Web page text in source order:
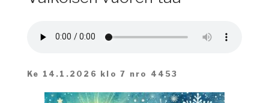
Ke 14.1.2026 klo 7 nro 4453